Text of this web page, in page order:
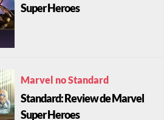
Super Heroes
Marvel no Standard
Standard: Review de Marvel
Super Heroes